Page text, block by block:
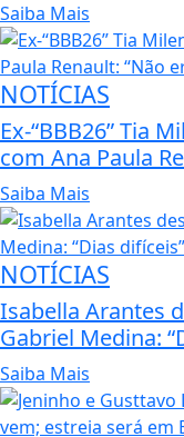
Saiba Mais
NOTÍCIAS
Ex-“BBB26” Tia
com Ana Paula
Saiba Mais
NOTÍCIAS
Isabella Arantes
Gabriel Medina:
Saiba Mais